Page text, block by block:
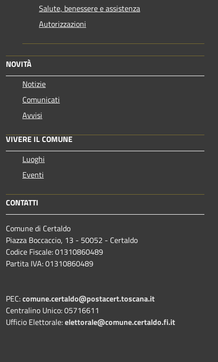
Salute, benessere e assistenza
Autorizzazioni
NOVITÀ
Notizie
Comunicati
Avvisi
VIVERE IL COMUNE
Luoghi
Eventi
CONTATTI
Comune di Certaldo
Piazza Boccaccio, 13 - 50052 - Certaldo
Codice Fiscale: 01310860489
Partita IVA: 01310860489
PEC:comune.certaldo@postacert.toscana.it
Centralino Unico: 05716611
Ufficio Elettorale:elettorale@comune.certaldo.fi.it